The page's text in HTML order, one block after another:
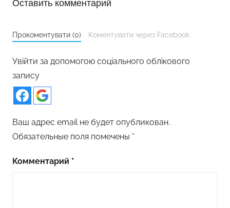
Оставить комментарий
Прокоментувати (0) Коментувати через Facebook
Увійти за допомогою соціального облікового
запису
Ваш адрес email не будет опубликован.
Обязательные поля помечены *
Комментарий *